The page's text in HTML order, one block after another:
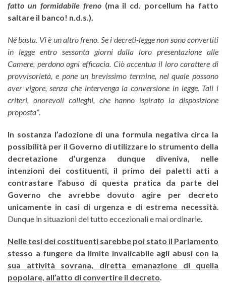
fatto un formidabile freno (ma il cd. porcellum ha fatto
saltare il banco! n.d.s.).
Né basta. Vi è un altro freno. Se i decreti-legge non sono convertiti
in legge entro sessanta giorni dalla loro presentazione alle
Camere, perdono ogni efficacia. Ciò accentua il loro carattere di
provvisorietà, e pone un brevissimo termine, nel quale possono
aver vigore, senza che intervenga la conversione in legge. Tali i
criteri, onorevoli colleghi, che hanno ispirato la disposizione
proposta”.
In sostanza l’adozione di una formula negativa circa la
possibilità per il Governo di utilizzare lo strumento della
decretazione d’urgenza dunque diveniva, nelle
intenzioni dei costituenti, il primo dei paletti atti a
contrastare l’abuso di questa pratica da parte del
Governo che avrebbe dovuto agire per decreto
unicamente in casi di urgenza e di estrema necessità.
Dunque in situazioni del tutto eccezionali e mai ordinarie.
Nelle tesi dei costituenti sarebbe poi stato il Parlamento
stesso a fungere da limite invalicabile agli abusi con la
sua attività sovrana, diretta emanazione di quella
popolare, all’atto di convertire il decreto.